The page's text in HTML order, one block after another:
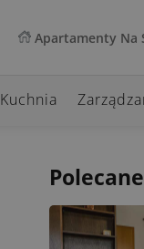
Apartamenty Na
Kuchnia